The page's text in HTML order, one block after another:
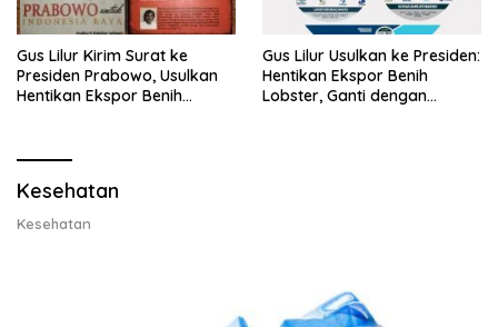
Gus Lilur Kirim Surat ke
Presiden Prabowo, Usulkan
Hentikan Ekspor Benih
Gus Lilur Usulkan ke Presiden:
Hentikan Ekspor Benih
Lobster, Ganti dengan
Kesehatan
Kesehatan